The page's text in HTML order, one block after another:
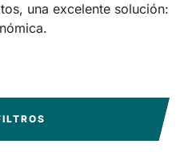
4560 m²/h
una excelente solución: